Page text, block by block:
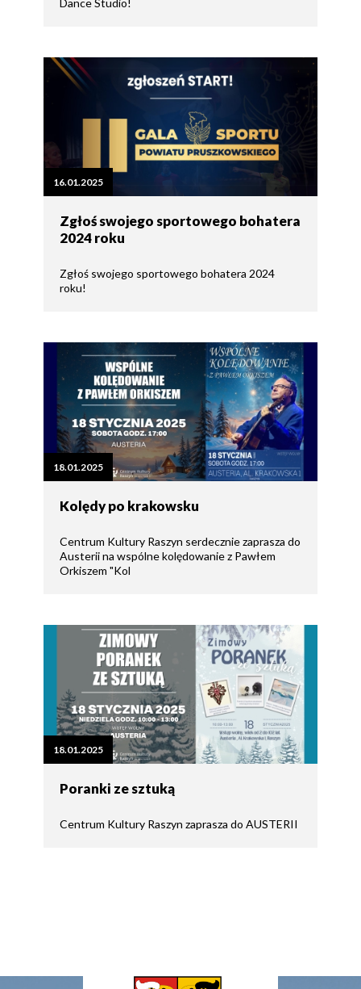
16.01.2025
Zgłoś swojego sportowego bohatera
2024 roku
Zgłoś swojego sportowego bohatera 2024
roku!
18.01.2025
Kolędy po krakowsku
Centrum Kultury Raszyn serdecznie zaprasza do
Austerii na wspólne kolędowanie z Pawłem
Orkiszem "Kol
18.01.2025
Poranki ze sztuką
Centrum Kultury Raszyn zaprasza do AUSTERII